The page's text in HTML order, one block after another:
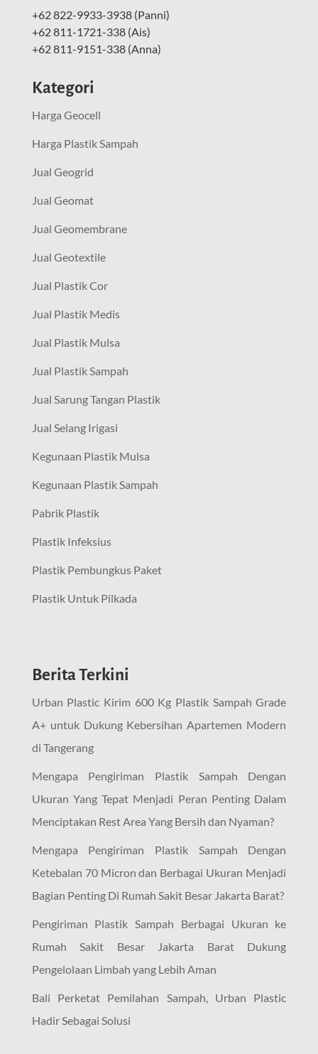
+62 822-9933-3938 (Panni)
+62 811-1721-338 (Ais)
+62 811-9151-338 (Anna)
Kategori
Harga Geocell
Harga Plastik Sampah
Jual Geogrid
Jual Geomat
Jual Geomembrane
Jual Geotextile
Jual Plastik Cor
Jual Plastik Medis
Jual Plastik Mulsa
Jual Plastik Sampah
Jual Sarung Tangan Plastik
Jual Selang Irigasi
Kegunaan Plastik Mulsa
Kegunaan Plastik Sampah
Pabrik Plastik
Plastik Infeksius
Plastik Pembungkus Paket
Plastik Untuk Pilkada
Berita Terkini
Urban Plastic Kirim 600 Kg Plastik Sampah Grade
A+ untuk Dukung Kebersihan Apartemen Modern
di Tangerang
Mengapa Pengiriman Plastik Sampah Dengan
Ukuran Yang Tepat Menjadi Peran Penting Dalam
Menciptakan Rest Area Yang Bersih dan Nyaman?
Mengapa Pengiriman Plastik Sampah Dengan
Ketebalan 70 Micron dan Berbagai Ukuran Menjadi
Bagian Penting Di Rumah Sakit Besar Jakarta Barat?
Pengiriman Plastik Sampah Berbagai Ukuran ke
Rumah Sakit Besar Jakarta Barat Dukung
Pengelolaan Limbah yang Lebih Aman
Bali Perketat Pemilahan Sampah, Urban Plastic
Hadir Sebagai Solusi